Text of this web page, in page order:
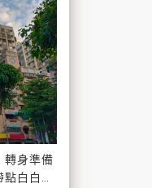
轉身準備
白白的